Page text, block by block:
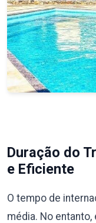
Duração do
e Eficiente
O tempo de
média. No